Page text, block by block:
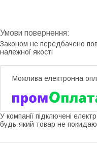
Законом не передбачено
належної якості
У компанії підключені
будь-який товар не